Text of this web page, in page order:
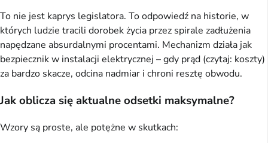
To nie jest kaprys legislatora. To odpowiedź na historie, w
których ludzie tracili dorobek życia przez spirale zadłużenia
napędzane absurdalnymi procentami. Mechanizm działa jak
bezpiecznik w instalacji elektrycznej – gdy prąd (czytaj: koszty)
za bardzo skacze, odcina nadmiar i chroni resztę obwodu.
Jak oblicza się aktualne odsetki maksymalne?
Wzory są proste, ale potężne w skutkach: